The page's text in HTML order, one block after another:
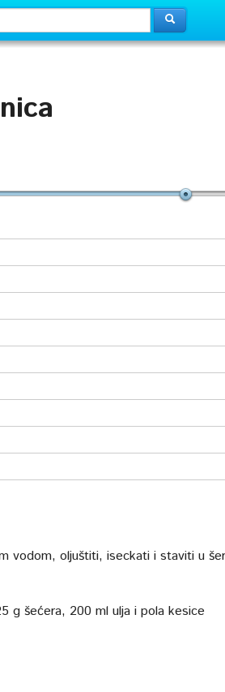
vodom, oljuštiti, iseckati i staviti u
g šećera, 200 ml ulja i pola kesice